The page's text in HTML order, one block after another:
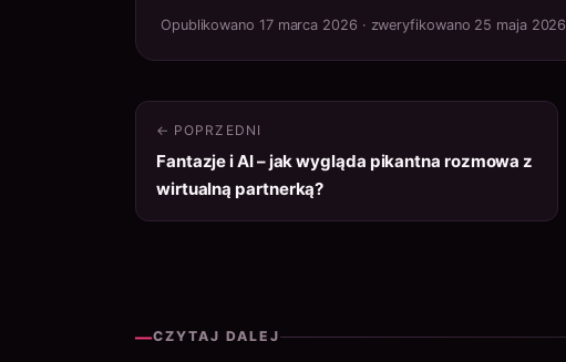
Opublikowano 17 marca 2026 · zweryfikowano 25 maja 2026
← POPRZEDNI
Fantazje i AI – jak wygląda pikantna rozmowa z
wirtualną partnerką?
—CZYTAJ DALEJ